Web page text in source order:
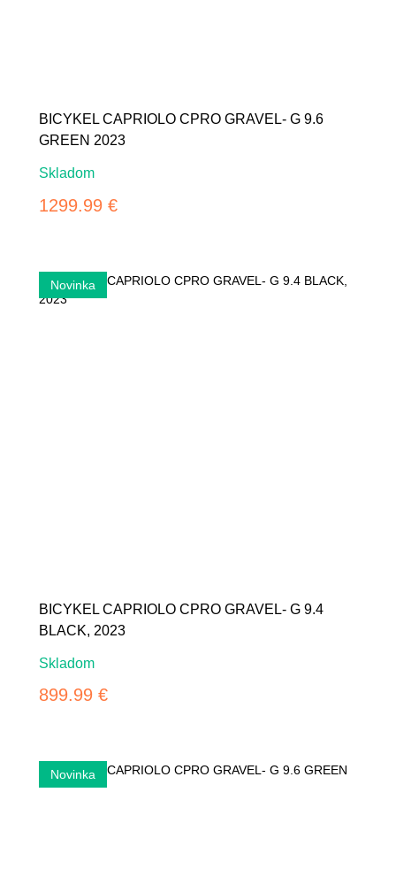
BICYKEL CAPRIOLO CPRO GRAVEL- G 9.6
GREEN 2023
Skladom
1299.99 €
BICYKEL CAPRIOLO CPRO GRAVEL- G 9.4
BLACK, 2023
Skladom
899.99 €